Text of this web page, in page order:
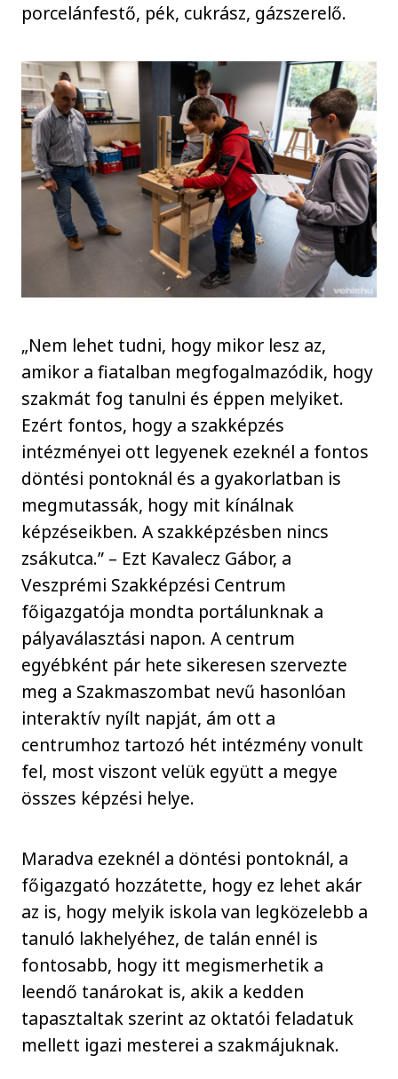
porcelánfestő, pék, cukrász, gázszerelő.
„Nem lehet tudni, hogy mikor lesz az,
amikor a fiatalban megfogalmazódik, hogy
szakmát fog tanulni és éppen melyiket.
Ezért fontos, hogy a szakképzés
intézményei ott legyenek ezeknél a fontos
döntési pontoknál és a gyakorlatban is
megmutassák, hogy mit kínálnak
képzéseikben. A szakképzésben nincs
zsákutca.” – Ezt Kavalecz Gábor, a
Veszprémi Szakképzési Centrum
főigazgatója mondta portálunknak a
pályaválasztási napon. A centrum
egyébként pár hete sikeresen szervezte
meg a Szakmaszombat nevű hasonlóan
interaktív nyílt napját, ám ott a
centrumhoz tartozó hét intézmény vonult
fel, most viszont velük együtt a megye
összes képzési helye.
Maradva ezeknél a döntési pontoknál, a
főigazgató hozzátette, hogy ez lehet akár
az is, hogy melyik iskola van legközelebb a
tanuló lakhelyéhez, de talán ennél is
fontosabb, hogy itt megismerhetik a
leendő tanárokat is, akik a kedden
tapasztaltak szerint az oktatói feladatuk
mellett igazi mesterei a szakmájuknak.